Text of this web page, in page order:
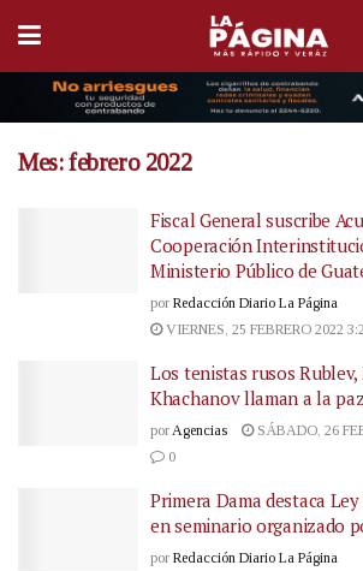
Mes:febrero 2022
Fiscal General suscribe
Cooperación
Ministerio Público de
por Redacción Diario La Página
VIERNES, 25 FEBRERO 2022
Los tenistas rusos Rublev,
Khachanov llaman a la
por Agencias
SÁBADO, 26
0
Primera Dama destaca
en seminario organizado
por Redacción Diario La Página